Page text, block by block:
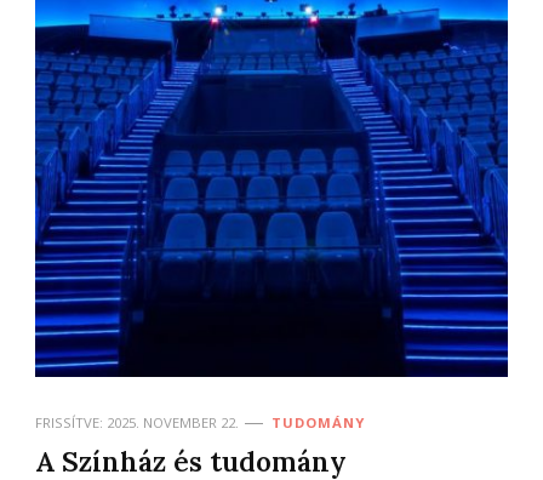
FRISSÍTVE: 2025. NOVEMBER 22. TUDOMÁNY
A Színház és tudomány